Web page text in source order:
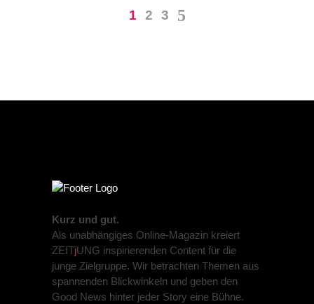
1 2 3
Kurz und gut.
Als unabhängiges Online-Magazin kreiert
ZEITjUNG inspirierenden Content für die
junge Zielgruppe. Wir betrachten Themen aus
spannenden Blickwinkeln und geben den
Good News hinter jeder Story eine Bühne.